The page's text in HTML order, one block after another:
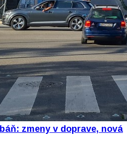
zmeny v doprave, nová